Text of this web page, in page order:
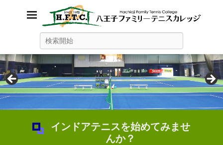
八王子ファミリーテニスカレ
ッジ
新規入会キャンペーン！体験レッスン随時受付中！
360度の施設映像がご覧になれます。
インドアテニスを始めてみませ
んか？